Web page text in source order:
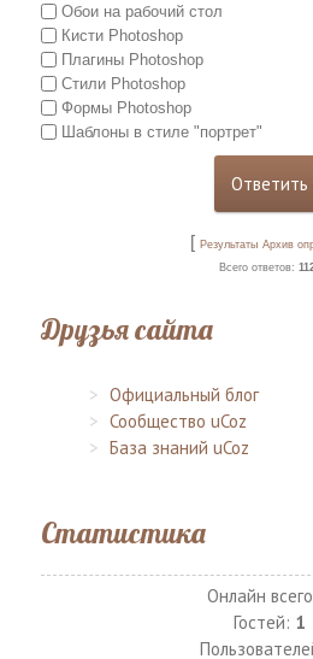
Обои на рабочий стол
Кисти Photoshop
Плагины Photoshop
Стили Photoshop
Формы Photoshop
Шаблоны в стиле "портрет"
[ Результаты Архив
Всего ответов:
Друзья сайта
Официальный блог
Сообщество uCoz
База знаний uCoz
Статистика
Онлайн
Гостей: 1